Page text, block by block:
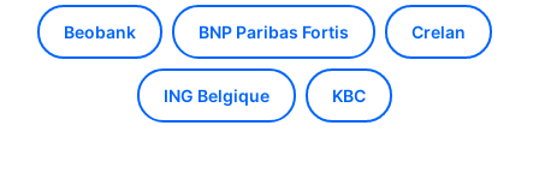
Beobank BNP Paribas Fortis Crelan
ING Belgique KBC